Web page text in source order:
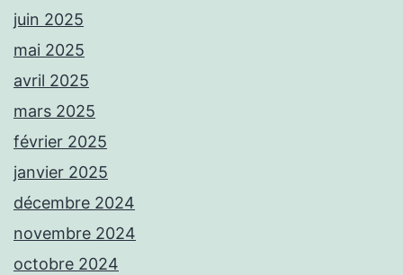
juin 2025
mai 2025
avril 2025
mars 2025
février 2025
janvier 2025
décembre 2024
novembre 2024
octobre 2024